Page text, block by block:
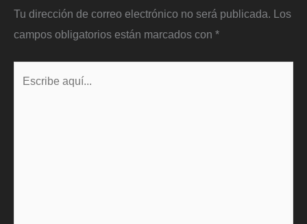
Tu dirección de correo electrónico no será publicada. Los
campos obligatorios están marcados con *